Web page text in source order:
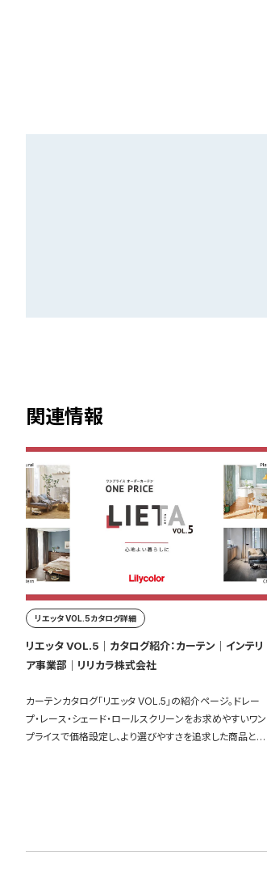
関連情報
リエッタ VOL.5カタログ詳細
リエッタ VOL.5｜カタログ紹介：カーテン｜インテリ
ア事業部｜リリカラ株式会社
カーテンカタログ「リエッタ VOL.5」の紹介ページ。ドレー
プ・レース・シェード・ロールスクリーンをお求めやすいワン
プライスで価格設定し、より選びやすさを追求した商品とな